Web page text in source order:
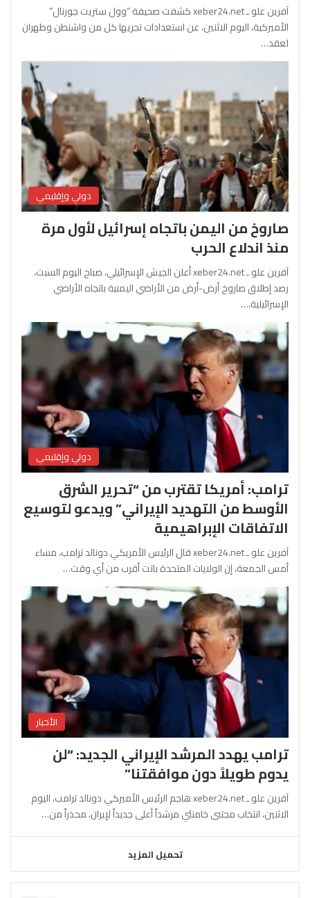
آفرين علو ـ xeber24.net كشفت صحيفة “وول ستريت جورنال”
الأميركية، اليوم الاثنين، عن استعدادات تجريها كل من واشنطن وطهران
لعقد…
دولي وإقليمي
صاروخ من اليمن باتجاه إسرائيل لأول مرة
منذ اندلاع الحرب
آفرين علو ـ xeber24.net أعلن الجيش الإسرائيلي، صباح اليوم السبت،
رصد إطلاق صاروخ أرض-أرض من الأراضي اليمنية باتجاه الأراضي
الإسرائيلية،…
دولي وإقليمي
ترامب: أمريكا تقترب من “تحرير الشرق
الأوسط من التهديد الإيراني” ويدعو لتوسيع
الاتفاقات الإبراهيمية
آفرين علو ـ xeber24.net قال الرئيس الأمريكي دونالد ترامب، مساء
أمس الجمعة، إن الولايات المتحدة باتت أقرب من أي وقت…
الأخبار
ترامب يهدد المرشد الإيراني الجديد: “لن
يدوم طويلاً دون موافقتنا”
آفرين علو ـ xeber24.net هاجم الرئيس الأميركي دونالد ترامب، اليوم
الاثنين، انتخاب مجتبى خامنئي مرشداً أعلى جديداً لإيران، محذراً من…
تحميل المزيد